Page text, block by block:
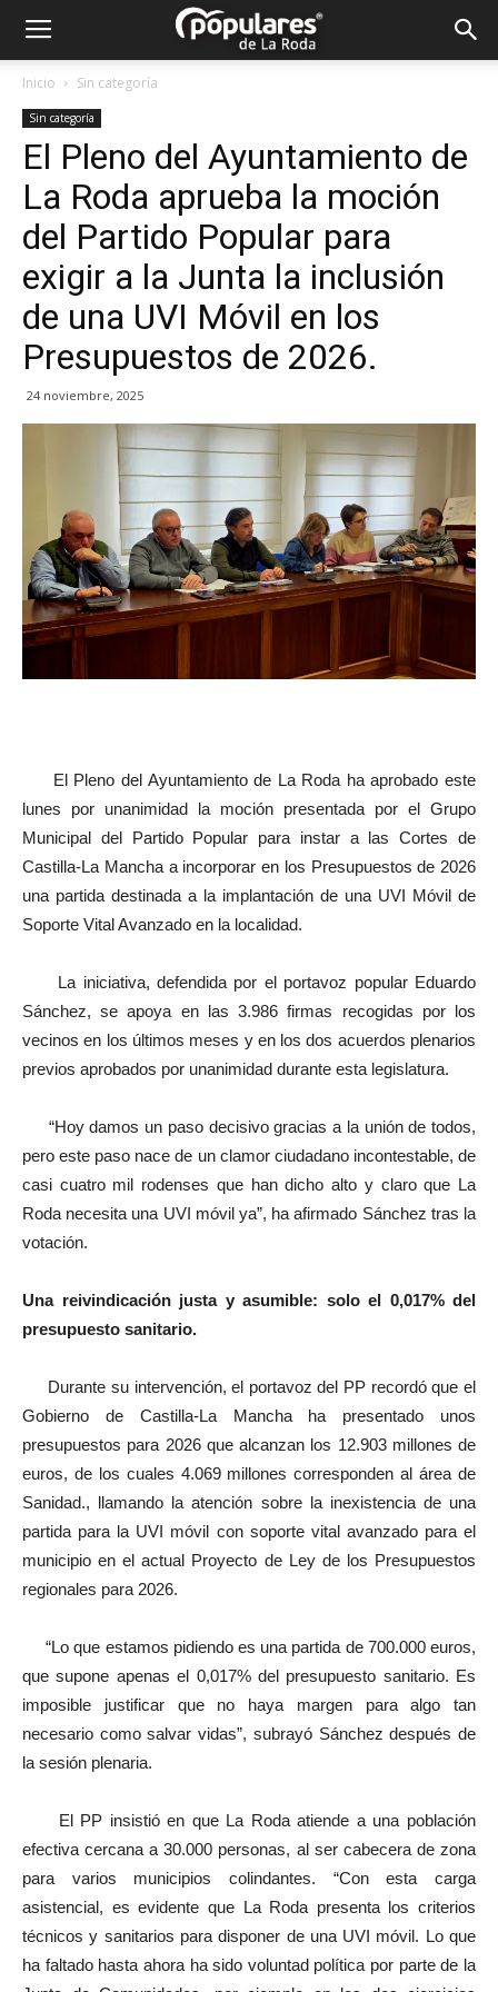
Partido
Popular
Roda
Inicio Sin categoría
Sin categoría
El Pleno del Ayuntamiento de
La Roda aprueba la moción
del Partido Popular para
exigir a la Junta la inclusión
de una UVI Móvil en los
Presupuestos de 2026.
24 noviembre, 2025
El Pleno del Ayuntamiento de La Roda ha aprobado este
lunes por unanimidad la moción presentada por el Grupo
Municipal del Partido Popular para instar a las Cortes de
Castilla-La Mancha a incorporar en los Presupuestos de 2026
una partida destinada a la implantación de una UVI Móvil de
Soporte Vital Avanzado en la localidad.
La iniciativa, defendida por el portavoz popular Eduardo
Sánchez, se apoya en las 3.986 firmas recogidas por los
vecinos en los últimos meses y en los dos acuerdos plenarios
previos aprobados por unanimidad durante esta legislatura.
“Hoy damos un paso decisivo gracias a la unión de todos,
pero este paso nace de un clamor ciudadano incontestable, de
casi cuatro mil rodenses que han dicho alto y claro que La
Roda necesita una UVI móvil ya”, ha afirmado Sánchez tras la
votación.
Una reivindicación justa y asumible: solo el 0,017% del
presupuesto sanitario.
Durante su intervención, el portavoz del PP recordó que el
Gobierno de Castilla-La Mancha ha presentado unos
presupuestos para 2026 que alcanzan los 12.903 millones de
euros, de los cuales 4.069 millones corresponden al área de
Sanidad., llamando la atención sobre la inexistencia de una
partida para la UVI móvil con soporte vital avanzado para el
municipio en el actual Proyecto de Ley de los Presupuestos
regionales para 2026.
“Lo que estamos pidiendo es una partida de 700.000 euros,
que supone apenas el 0,017% del presupuesto sanitario. Es
imposible justificar que no haya margen para algo tan
necesario como salvar vidas”, subrayó Sánchez después de
la sesión plenaria.
El PP insistió en que La Roda atiende a una población
efectiva cercana a 30.000 personas, al ser cabecera de zona
para varios municipios colindantes. “Con esta carga
asistencial, es evidente que La Roda presenta los criterios
técnicos y sanitarios para disponer de una UVI móvil. Lo que
ha faltado hasta ahora ha sido voluntad política por parte de la